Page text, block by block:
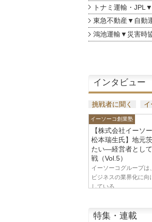
トナミ運輸・
東急不動産▼自動
鴻池運輸▼災害時
インタビュー
挑戦者に聞く
イーソーコ創業塾
【株式会社イーソ
松本瑞生氏】地元
たい—経営者とし
戦（Vol.5）
イーソーコグループは
ビジネスの業界化に
している...
特集・連載